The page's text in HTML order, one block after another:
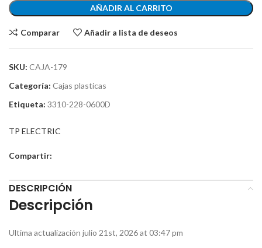
AÑADIR AL CARRITO
Comparar Añadir a lista de deseos
SKU: CAJA-179
Categoría: Cajas plasticas
Etiqueta: 3310-228-0600D
TP ELECTRIC
Compartir:
DESCRIPCIÓN
Descripción
Ultima actualización julio 21st, 2026 at 03:47 pm